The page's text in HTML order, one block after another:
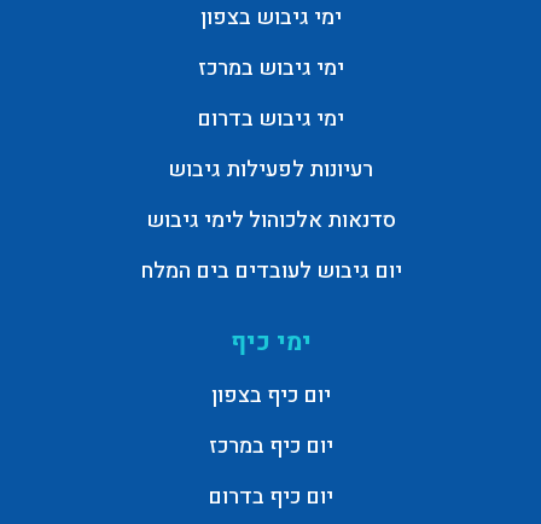
ימי גיבוש בצפון
ימי גיבוש במרכז
ימי גיבוש בדרום
רעיונות לפעילות גיבוש
סדנאות אלכוהול לימי גיבוש
יום גיבוש לעובדים בים המלח
ימי כיף
יום כיף בצפון
יום כיף במרכז
יום כיף בדרום